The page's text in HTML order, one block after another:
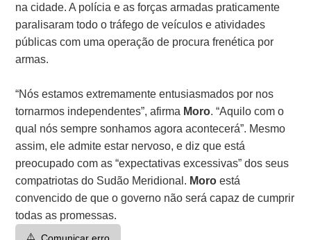
na cidade. A polícia e as forças armadas praticamente
paralisaram todo o tráfego de veículos e atividades
públicas com uma operação de procura frenética por
armas.
“Nós estamos extremamente entusiasmados por nos
tornarmos independentes”, afirma Moro. “Aquilo com o
qual nós sempre sonhamos agora acontecerá”. Mesmo
assim, ele admite estar nervoso, e diz que está
preocupado com as “expectativas excessivas” dos seus
compatriotas do Sudão Meridional. Moroestá
convencido de que o governo não será capaz de cumprir
todas as promessas.
⚠️ Comunicar erro